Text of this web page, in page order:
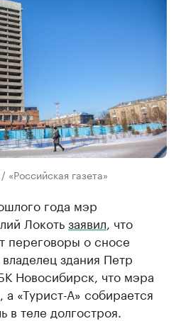
газета»
года мэр
Локотьзаявил , что
переговоры о сносе
здания Петр
Новосибирск, что мэра
а «Турист-А» собирается
в теле долгостроя.